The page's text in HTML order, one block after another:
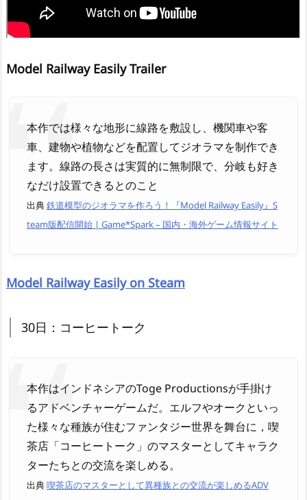
Model Railway Easily Trailer
本作では様々な地形に線路を敷設し、機関車や客
車、建物や植物などを配置してジオラマを制作でき
ます。線路の長さは実質的に無制限で、分岐も好き
なだけ設置できるとのこと
出典鉄道模型のジオラマを作ろう！『Model Railway Easily』S
team版配信開始 | Game*Spark – 国内・海外ゲーム情報サイト
Model Railway Easily on Steam
30日：コーヒートーク
本作はインドネシアのToge Productionsが手掛け
るアドベンチャーゲームだ。エルフやオークといっ
た様々な種族が住むファンタジー世界を舞台に，喫
茶店「コーヒートーク」のマスターとしてキャラク
ターたちとの交流を楽しめる。
出典喫茶店のマスターとして異種族との交流が楽しめるADV